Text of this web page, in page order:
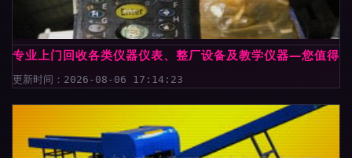
专业上门回收各类仪器仪表、整厂设备及教学仪器—您值得
更新时间：2026-08-06 17:14:23